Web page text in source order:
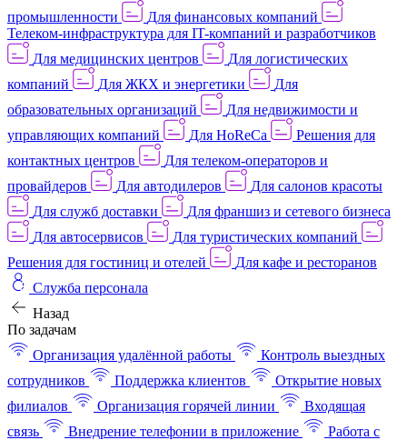
промышленности
Для финансовых компаний
Телеком-инфраструктура для IT-компаний и разработчиков
Для медицинских центров
Для логистических
компаний
Для ЖКХ и энергетики
Для
образовательных организаций
Для недвижимости и
управляющих компаний
Для HoReCa
Решения для
контактных центров
Для телеком-операторов и
провайдеров
Для автодилеров
Для салонов красоты
Для служб доставки
Для франшиз и сетевого бизнеса
Для автосервисов
Для туристических компаний
Решения для гостиниц и отелей
Для кафе и ресторанов
Служба персонала
Назад
По задачам
Организация удалённой работы
Контроль выездных
сотрудников
Поддержка клиентов
Открытие новых
филиалов
Организация горячей линии
Входящая
связь
Внедрение телефонии в приложение
Работа с